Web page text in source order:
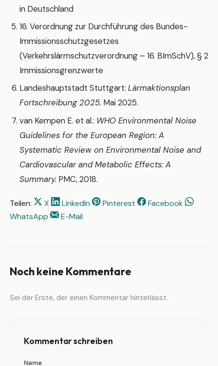
in Deutschland
16. Verordnung zur Durchführung des Bundes-
Immissionsschutzgesetzes
(Verkehrslärmschutzverordnung – 16. BImSchV), § 2
Immissionsgrenzwerte
Landeshauptstadt Stuttgart: Lärmaktionsplan
Fortschreibung 2025. Mai 2025.
van Kempen E. et al.: WHO Environmental Noise
Guidelines for the European Region: A
Systematic Review on Environmental Noise and
Cardiovascular and Metabolic Effects: A
Summary. PMC, 2018.
Teilen: X LinkedIn Pinterest
Facebook
WhatsApp
E-Mail
Noch keine Kommentare
Sei der Erste, der einen Kommentar hinterlässt.
Kommentar schreiben
Name